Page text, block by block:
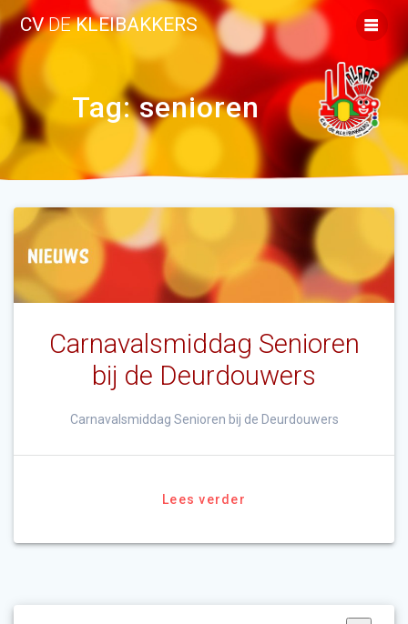
Ga
naar
inhoud
CVDEKLEIBAKKERS
Tag:senioren
Carnavalsmiddag Senioren
bij de Deurdouwers
Carnavalsmiddag Senioren bij de Deurdouwers
Lees verder